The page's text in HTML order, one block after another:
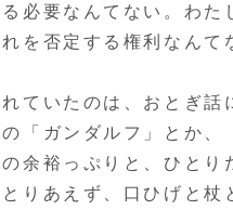
必要なんてない。わ
を否定する権利なんて
ていたのは、おとぎ
「ガンダルフ」とか
余裕っぷりと、ひと
りあえず、口ひげと